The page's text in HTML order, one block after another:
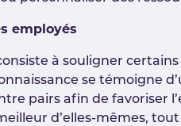
employés
à souligner
se témoigne
pairs afin de favoriser
d’elles-mêmes,